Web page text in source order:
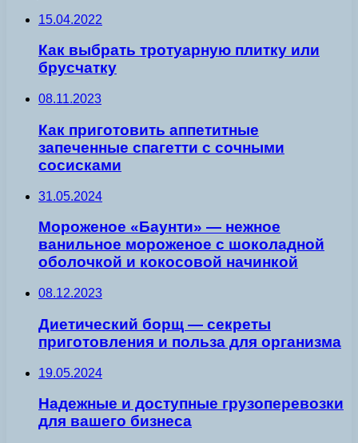
15.04.2022
Как выбрать тротуарную плитку или
брусчатку
08.11.2023
Как приготовить аппетитные
запеченные спагетти с сочными
сосисками
31.05.2024
Мороженое «Баунти» — нежное
ванильное мороженое с шоколадной
оболочкой и кокосовой начинкой
08.12.2023
Диетический борщ — секреты
приготовления и польза для организма
19.05.2024
Надежные и доступные грузоперевозки
для вашего бизнеса